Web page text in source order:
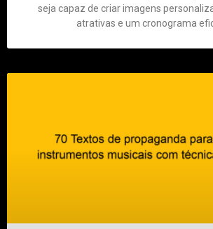
seja capaz de criar imagens
atrativas e um cronograma